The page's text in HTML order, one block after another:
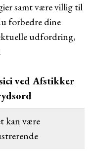
samt være villig til
forbedre dine
udfordring,
ved Afstikker
kan være